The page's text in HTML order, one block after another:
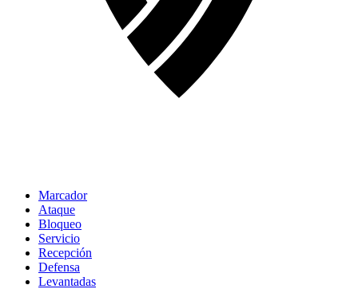
Marcador
Ataque
Bloqueo
Servicio
Recepción
Defensa
Levantadas